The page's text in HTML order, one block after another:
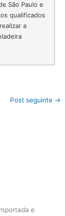
São Paulo e
qualificados
a
Post seguinte →
e